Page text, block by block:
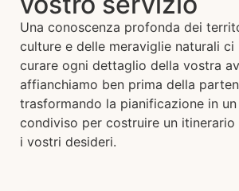
Una conoscenza profonda dei
culture e delle meraviglie naturali
curare ogni dettaglio della vostra
affianchiamo ben prima della
trasformando la pianificazione in
condiviso per costruire un itinerario
i vostri desideri.